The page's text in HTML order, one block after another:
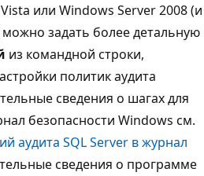
или Windows Server 2008 (и
задать более детальную
из командной строки,
политик аудита
сведения о шагах для
безопасности Windows см.
аудита SQL Server в журнал
сведения о программе